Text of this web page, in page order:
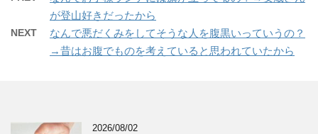
が登山好きだったから
NEXT
なんで悪だくみをしてそうな人を腹黒いっていうの？
→昔はお腹でものを考えていると思われていたから
2026/08/02